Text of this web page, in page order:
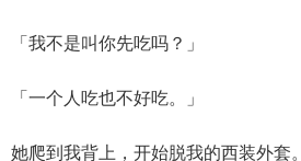
「我不是叫你先吃吗？」
「一个人吃也不好吃。」
她爬到我背上，开始脱我的西装外套。